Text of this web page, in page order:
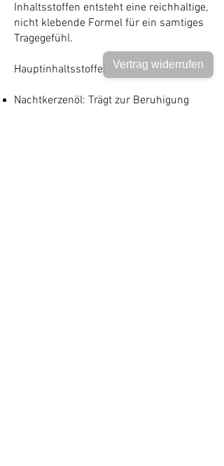
Inhaltsstoffen entsteht eine reichhaltige,
nicht klebende Formel für ein samtiges
Tragegefühl.
Hauptinhaltsstoffe:
Nachtkerzenöl: Trägt zur Beruhigung
Vertrag widerrufen